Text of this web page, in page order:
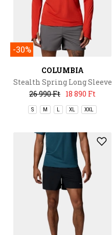
-30%
COLUMBIA
Stealth Spring Long Sleeve
Hoodie
26 990 Ft 18 890 Ft
S M XL XXL